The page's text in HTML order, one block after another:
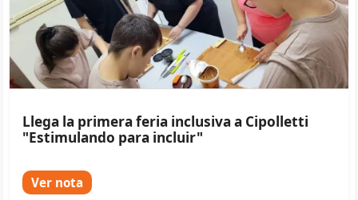
Llega la primera feria inclusiva a Cipolletti
"Estimulando para incluir"
Ver nota